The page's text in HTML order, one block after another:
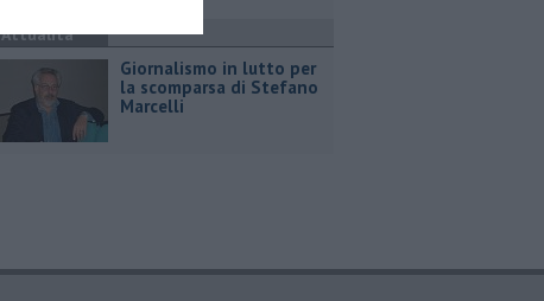
Attualità
Giornalismo in lutto per
la scomparsa di Stefano
Marcelli